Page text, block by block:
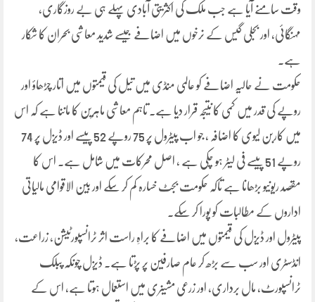
وقت سامنے آیا ہے جب ملک کی اکثریتی آبادی پہلے ہی بے روزگاری،
مہنگائی، اور بجلی گیس کے نرخوں میں اضافے جیسے شدید معاشی بحران کا شکار
ہے۔
حکومت نے حالیہ اضافے کو عالمی منڈی میں تیل کی قیمتوں میں اتار چڑھاؤ اور
روپے کی قدر میں کمی کا نتیجہ قرار دیا ہے۔ تاہم معاشی ماہرین کا ماننا ہے کہ اس
میں کاربن لیوی کا اضافہ ، جو اب پیٹرول پر 75 روپے 52 پیسے اور ڈیزل پر 74
روپے 51 پیسے فی لیٹر ہو چکی ہے ، اصل محرکات میں شامل ہے۔ اس کا
مقصد ریونیو بڑھانا ہے تاکہ حکومت بجٹ خسارہ کم کر سکے اور بین الاقوامی مالیاتی
اداروں کے مطالبات کو پورا کر سکے۔
پیٹرول اور ڈیزل کی قیمتوں میں اضافے کا براہِ راست اثر ٹرانسپورٹیشن، زراعت،
انڈسٹری اور سب سے بڑھ کر عام صارفین پر پڑتا ہے۔ ڈیزل چونکہ پبلک
ٹرانسپورٹ، مال برداری، اور زرعی مشینری میں استعمال ہوتا ہے، اس کے